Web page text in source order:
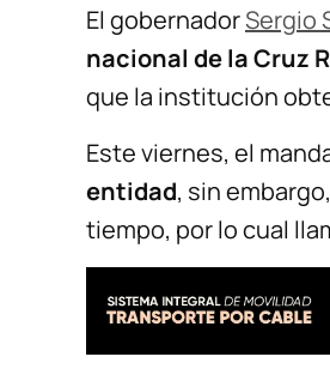
El gobernadorSergio
nacional de la Cruz
que la institución
Este viernes, el
entidad, sin
tiempo, por lo cual